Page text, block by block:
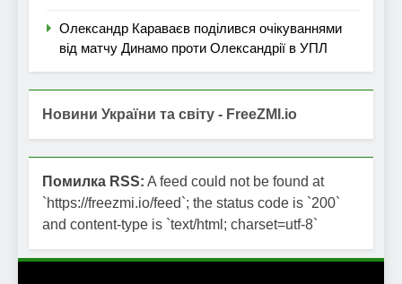
Олександр Караваєв поділився очікуваннями
від матчу Динамо проти Олександрії в УПЛ
Новини України та світу - FreeZMI.io
Помилка RSS: A feed could not be found at
`https://freezmi.io/feed`; the status code is `200`
and content-type is `text/html; charset=utf-8`